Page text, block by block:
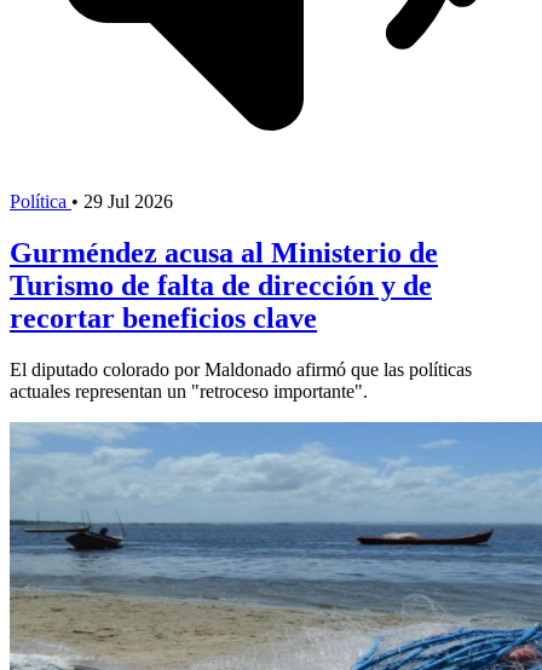
Política • 29 Jul 2026
Gurméndez acusa al Ministerio de
Turismo de falta de dirección y de
recortar beneficios clave
El diputado colorado por Maldonado afirmó que las políticas
actuales representan un "retroceso importante".